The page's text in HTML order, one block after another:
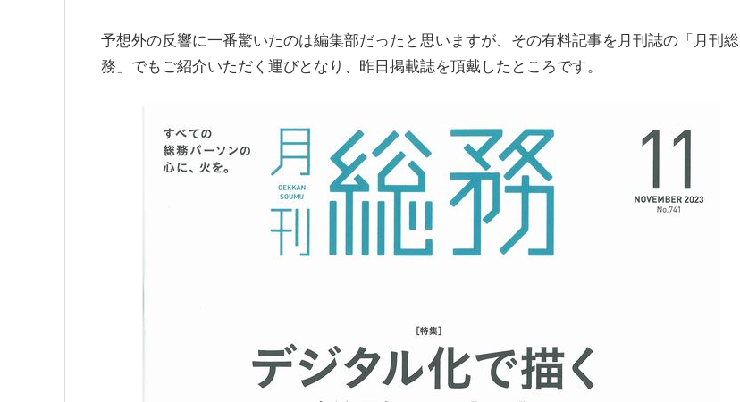
予想外の反響に一番驚いたのは編集部だったと思いますが、その有料記事を月刊誌の「月刊総
務」でもご紹介いただく運びとなり、昨日掲載誌を頂戴したところです。